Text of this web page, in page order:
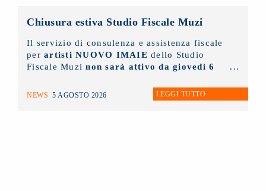
Chiusura estiva Studio Fiscale Muzi
Il servizio di consulenza e assistenza fiscale
per artisti NUOVO IMAIE dello Studio
Fiscale Muzinon sarà attivo da giovedì 6
NEWS 5 AGOSTO 2026 LEGGI TUTTO